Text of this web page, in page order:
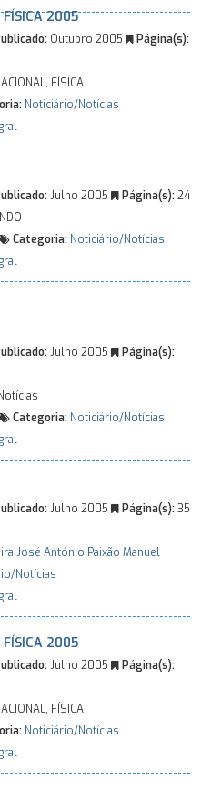
FÍSICA 2005
Outubro 2005
Página(s):
FÍSICA
Noticiário/Notícias
Julho 2005 Página(s):24
Categoria: Noticiário/Notícias
Julho 2005
Página(s):
Categoria: Noticiário/Notícias
Julho 2005 Página(s):35
José António Paixão Manuel
Notícias
FÍSICA 2005
Julho 2005
Página(s):
FÍSICA
Noticiário/Notícias